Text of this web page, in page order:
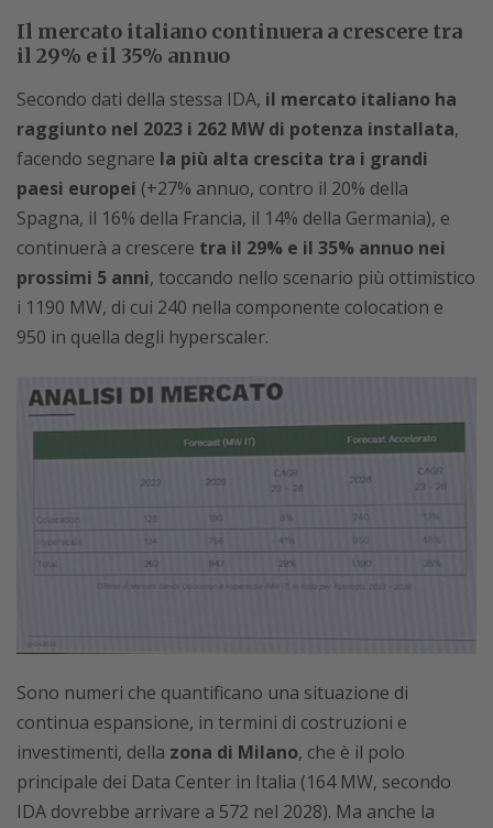
Il mercato italiano continuera a crescere tra
il 29% e il 35% annuo
Secondo dati della stessa IDA, il mercato italiano ha
raggiunto nel 2023 i 262 MW di potenza installata,
facendo segnare la più alta crescita tra i grandi
paesi europei (+27% annuo, contro il 20% della
Spagna, il 16% della Francia, il 14% della Germania), e
continuerà a crescere tra il 29% e il 35% annuo nei
prossimi 5 anni, toccando nello scenario più ottimistico
i 1190 MW, di cui 240 nella componente colocation e
950 in quella degli hyperscaler.
Sono numeri che quantificano una situazione di
continua espansione, in termini di costruzioni e
investimenti, della zona di Milano, che è il polo
principale dei Data Center in Italia (164 MW, secondo
IDA dovrebbe arrivare a 572 nel 2028). Ma anche la